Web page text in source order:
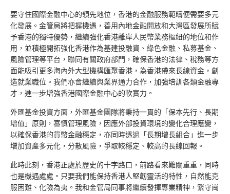
要守住國際金融中心的領先地位，香港的金融服務範疇便需要多元
化發展。金管局將把握機遇，善用內地金融開放和大灣區發展所賦
予香港的獨特優勢，繼續強化香港離岸人民幣業務樞紐的地位和作
用，並積極開拓強化香港作為基建投融資、綠色金融、私募基金、
風險管理等平台，聯同有關政府部門，確保香港的法律、稅務等方
面能吸引更多海內外大型機構匯聚香港，為香港帶來長線資金，創
造就業職位。我們亦會繼續與業界通力合作，加強培訓各類金融專
才，進一步增強香港國際金融中心的軟實力。
外匯基金投資方面，外匯基金團隊將秉持一貫的「保本先行、長期
增值」原則，審慎管理風險，因應外部投資環境的變化合理應變，
以確保香港的貨幣金融穩定，亦同時透過「長期增長組合」進一步
增加資產多元化，分散風險，爭取較穩定、較高的長線回報。
此時此刻，香港正處於歷史的十字路口，前路看來難關重重，同時
也是機遇處處。只要我們能保持香港人堅韌靈活的特性，自然能克
服困難、化險為夷。我和金管局同事將繼續發揮專業精神，緊守崗